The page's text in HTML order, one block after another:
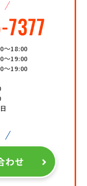
～18:00
～19:00
～19:00